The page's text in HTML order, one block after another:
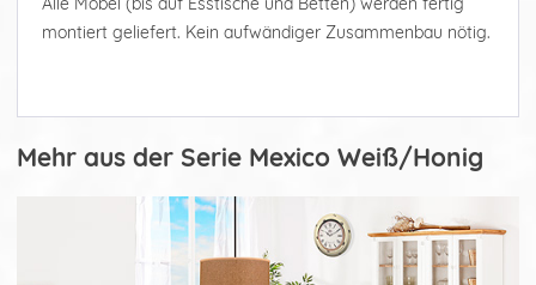
montiert geliefert. Kein aufwändiger Zusammenbau nötig.
Mehr aus der Serie Mexico Weiß/Honig